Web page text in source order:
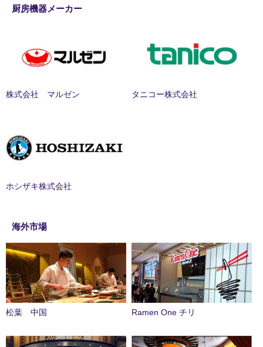
厨房機器メーカー
株式会社 マルゼン タニコー株式会社
ホシザキ株式会社
海外市場
松葉 中国 Ramen One チリ